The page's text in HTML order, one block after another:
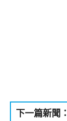
下一篇新聞：